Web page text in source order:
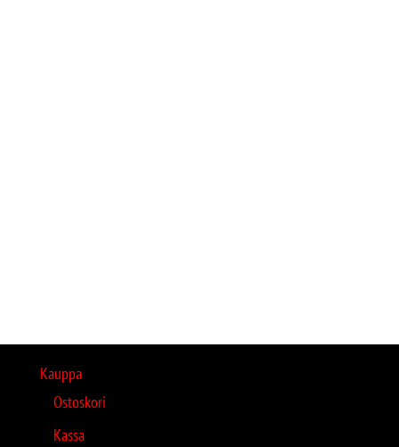
Kauppa
Ostoskori
Kassa